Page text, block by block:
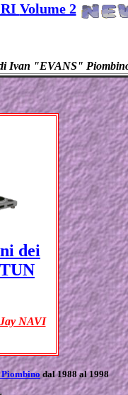
Volume 2
Ivan "EVANS"
dei
NAVI
dal 1988 al 1998